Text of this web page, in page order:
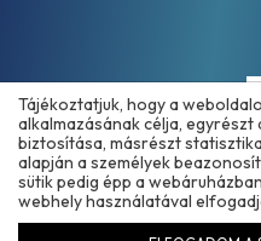
Copyright © 2025 -
Tájékoztatjuk, hogy a
alkalmazásának célja,
biztosítása, másrészt
alapján a személyek
sütik pedig épp a
webhely használatával